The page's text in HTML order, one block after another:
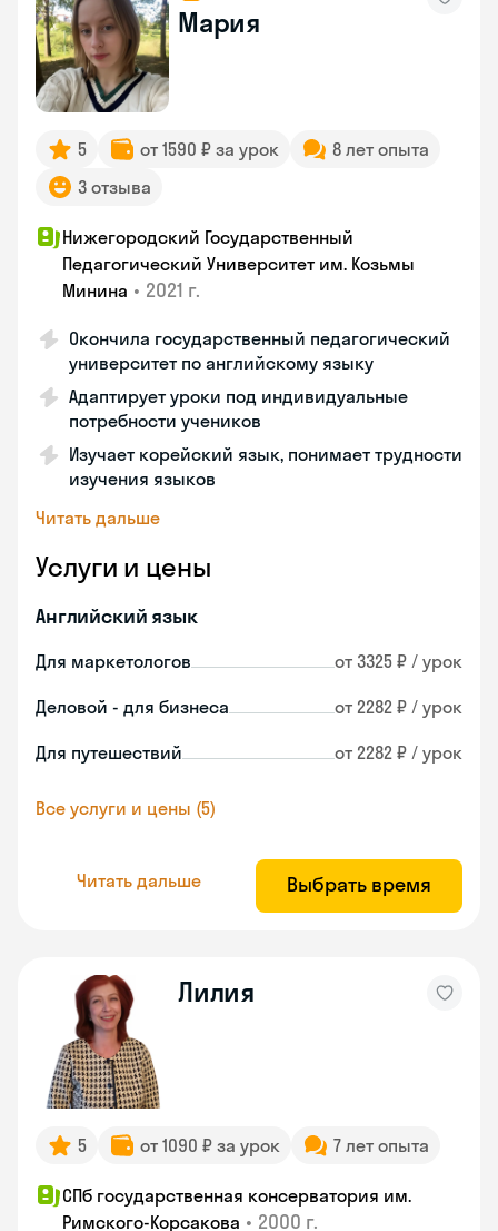
Мария
5 от 1590 ₽ за урок
8 лет опыта
3 отзыва
Нижегородский Государственный
Педагогический Университет им. Козьмы
Минина • 2021 г.
Окончила государственный педагогический
университет по английскому языку
Адаптирует уроки под индивидуальные
потребности учеников
Изучает корейский язык, понимает трудности
изучения языков
Читать дальше
Услуги и цены
Английский язык
Для маркетологов от 3325 ₽ / урок
Деловой - для бизнеса от 2282 ₽ / урок
Для путешествий от 2282 ₽ / урок
Все услуги и цены (5)
Читать дальше Выбрать время
Лилия
5 от 1090 ₽ за урок 7 лет опыта
СПб государственная консерватория им.
Римского-Корсакова • 2000 г.